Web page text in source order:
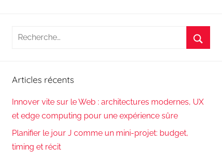
Recherche
Articles récents
Innover vite sur le Web : architectures modernes, UX
et edge computing pour une expérience sûre
Planifier le jour J comme un mini-projet: budget,
timing et récit